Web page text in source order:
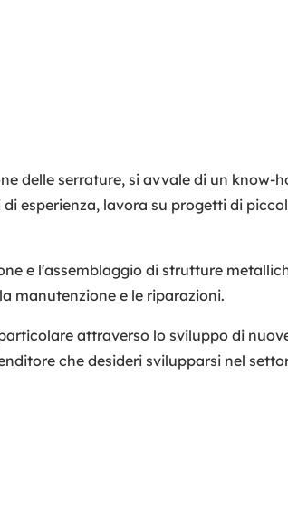
delle serrature, si avvale di un know-
esperienza, lavora su progetti di
e l'assemblaggio di strutture
manutenzione e le riparazioni.
attraverso lo sviluppo di
che desideri svilupparsi nel